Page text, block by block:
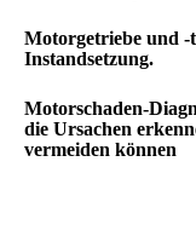
Motorgetriebe und
Instandsetzung.
Motorschaden-
die Ursachen
vermeiden können